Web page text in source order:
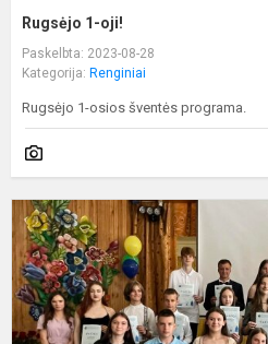
Rugsėjo 1-oji!
Paskelbta: 2023-08-28
Kategorija: Renginiai
Rugsėjo 1-osios šventės programa.